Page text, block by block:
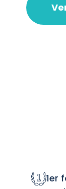
1er